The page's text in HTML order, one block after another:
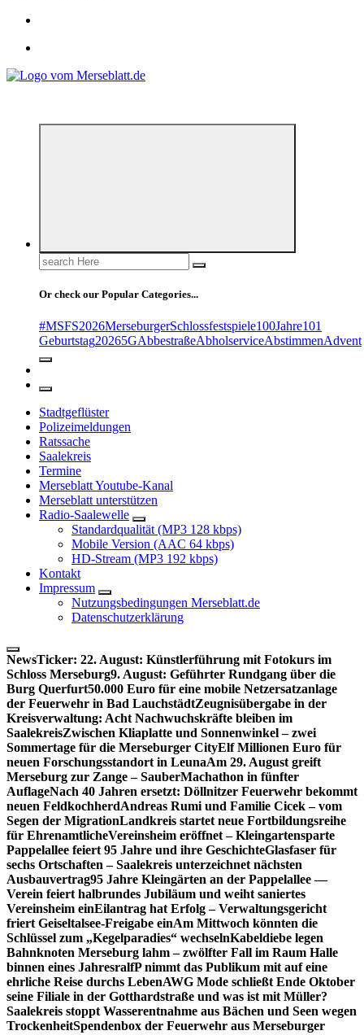
Search
for:
Or check our Popular Categories...
#MSFS2026MerseburgerSchlossfestspiele100Jahre101
Geburtstag20265GAbbestraßeAbholserviceAbstimmenAdvent
Stadtgeflüster
Polizeimeldungen
Ratssache
Saalekreis
Termine
Merseblatt Youtube-Kanal
Merseblatt unterstützen
Radio-Saalewelle
Standardqualität (MP3 128 kbps)
Mobile Version (AAC 64 kbps)
HD-Stream (MP3 192 kbps)
Kontakt
Impressum
Nutzungsbedingungen Merseblatt.de
Datenschutzerklärung
NewsTicker: 22. August: Künstlerführung mit Fotokurs im
Schloss Merseburg9. August: Geführter Rundgang über die
Burg Querfurt50.000 Euro für eine mobile Netzersatzanlage
der Feuerwehr in Bad LauchstädtZeugnisübergabe in der
Kreisverwaltung: Acht Nachwuchskräfte bleiben im
SaalekreisZwischen Kliaplatte und Sonnenwinkel – zwei
Sommertage für die Merseburger CityElf Millionen Euro für
neuen Forschungsstandort in LeunaAm 29. August greift
Merseburg zur Zange – SauberMachathon in fünfter
AuflageNach 40 Jahren ersetzt: Döllnitzer Feuerwehr bekommt
neuen FeldkochherdAndreas Rumi und Familie Cicek – vom
Segen der MigrationLandkreis startet neue Fortbildungsreihe
für EhrenamtlicheVereinsheim eröffnet – Kleingartensparte
Pappelallee feiert 95 Jahre und ihre GeschichteGlasfaser für
sechs Ortschaften – Saalekreis unterzeichnet nächsten
Ausbauvertrag95 Jahre Kleingärten an der Pappelallee —
Verein feiert halbrundes Jubiläum und weiht saniertes
Vereinsheim einEilantrag hat Erfolg – Verwaltungsgericht
friert Geiseltalsee-Freigabe einAm Mittwoch könnten die
Schlüssel zum „Kegelparadies“ wechselnKabeldiebe legen
Bahnknoten Merseburg lahm – zwölfter Fall im Raum Halle
binnen eines JahresralfP nimmt das Publikum mit auf eine
ehrliche Reise durchs LebenAWG Mode schließt Ende Oktober
seine Filiale in der Gotthardstraße und was ist mit Müller?
Saalekreis stoppt Wasserentnahme aus Bächen und Seen wegen
TrockenheitSpendenbox der Feuerwehr aus Merseburger